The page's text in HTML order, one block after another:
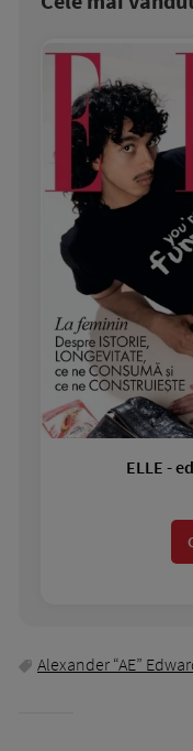
ELLE -
Alexander “AE”